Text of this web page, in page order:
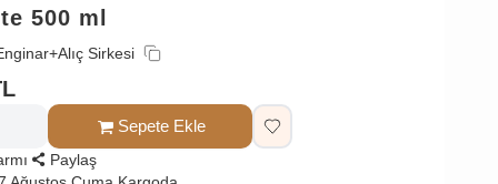
500 ml
Sirkesi
Sepete Ekle
Paylaş